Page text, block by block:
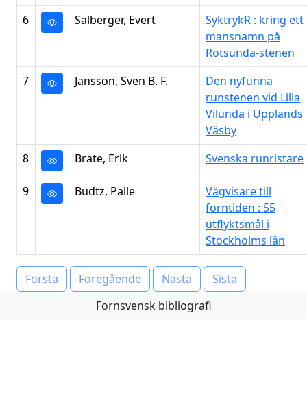
6
Salberger, Evert
SyktrykR : kring ett
mansnamn på
Rotsunda-stenen
7
Jansson, Sven B. F.
Den nyfunna
runstenen vid Lilla
Vilunda i Upplands
Väsby
8
Brate, Erik Svenska runristare
9 Budtz, Palle
Vägvisare till
forntiden : 55
utflyktsmål i
Stockholms län
Första Föregående Nästa
Sista
Fornsvensk bibliografi